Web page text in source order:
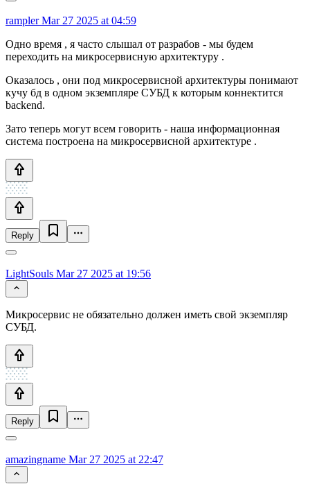
ramplerMar 27 2025 at 04:59
Одно время , я часто слышал от разрабов - мы будем
переходить на микросервисную архитектуру .
Оказалось , они под микросервисной архитектуры понимают
кучу бд в одном экземпляре СУБД к которым коннектится
backend.
Зато теперь могут всем говорить - наша информационная
система построена на микросервисной архитектуре .
Reply
LightSouls Mar 27 2025 at 19:56
Микросервис не обязательно должен иметь свой экземпляр
СУБД.
Reply
amazingname Mar 27 2025 at 22:47